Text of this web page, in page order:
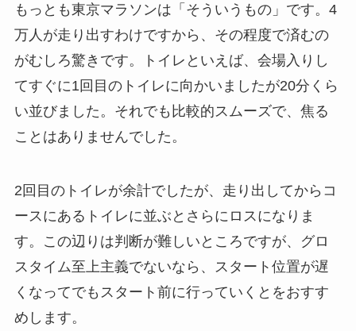
もっとも東京マラソンは「そういうもの」です。4
万人が走り出すわけですから、その程度で済むの
がむしろ驚きです。トイレといえば、会場入りし
てすぐに1回目のトイレに向かいましたが20分くら
い並びました。それでも比較的スムーズで、焦る
ことはありませんでした。
2回目のトイレが余計でしたが、走り出してからコ
ースにあるトイレに並ぶとさらにロスになりま
す。この辺りは判断が難しいところですが、グロ
スタイム至上主義でないなら、スタート位置が遅
くなってでもスタート前に行っていくとをおすす
めします。